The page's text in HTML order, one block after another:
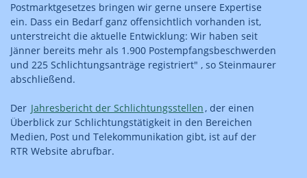
Postmarktgesetzes bringen wir gerne unsere Expertise
ein. Dass ein Bedarf ganz offensichtlich vorhanden ist,
unterstreicht die aktuelle Entwicklung: Wir haben seit
Jänner bereits mehr als 1.900 Postempfangsbeschwerden
und 225 Schlichtungsanträge registriert" , so Steinmaurer
abschließend.
Der Jahresbericht der Schlichtungsstellen, der einen
Überblick zur Schlichtungstätigkeit in den Bereichen
Medien, Post und Telekommunikation gibt, ist auf der
RTR Website abrufbar.